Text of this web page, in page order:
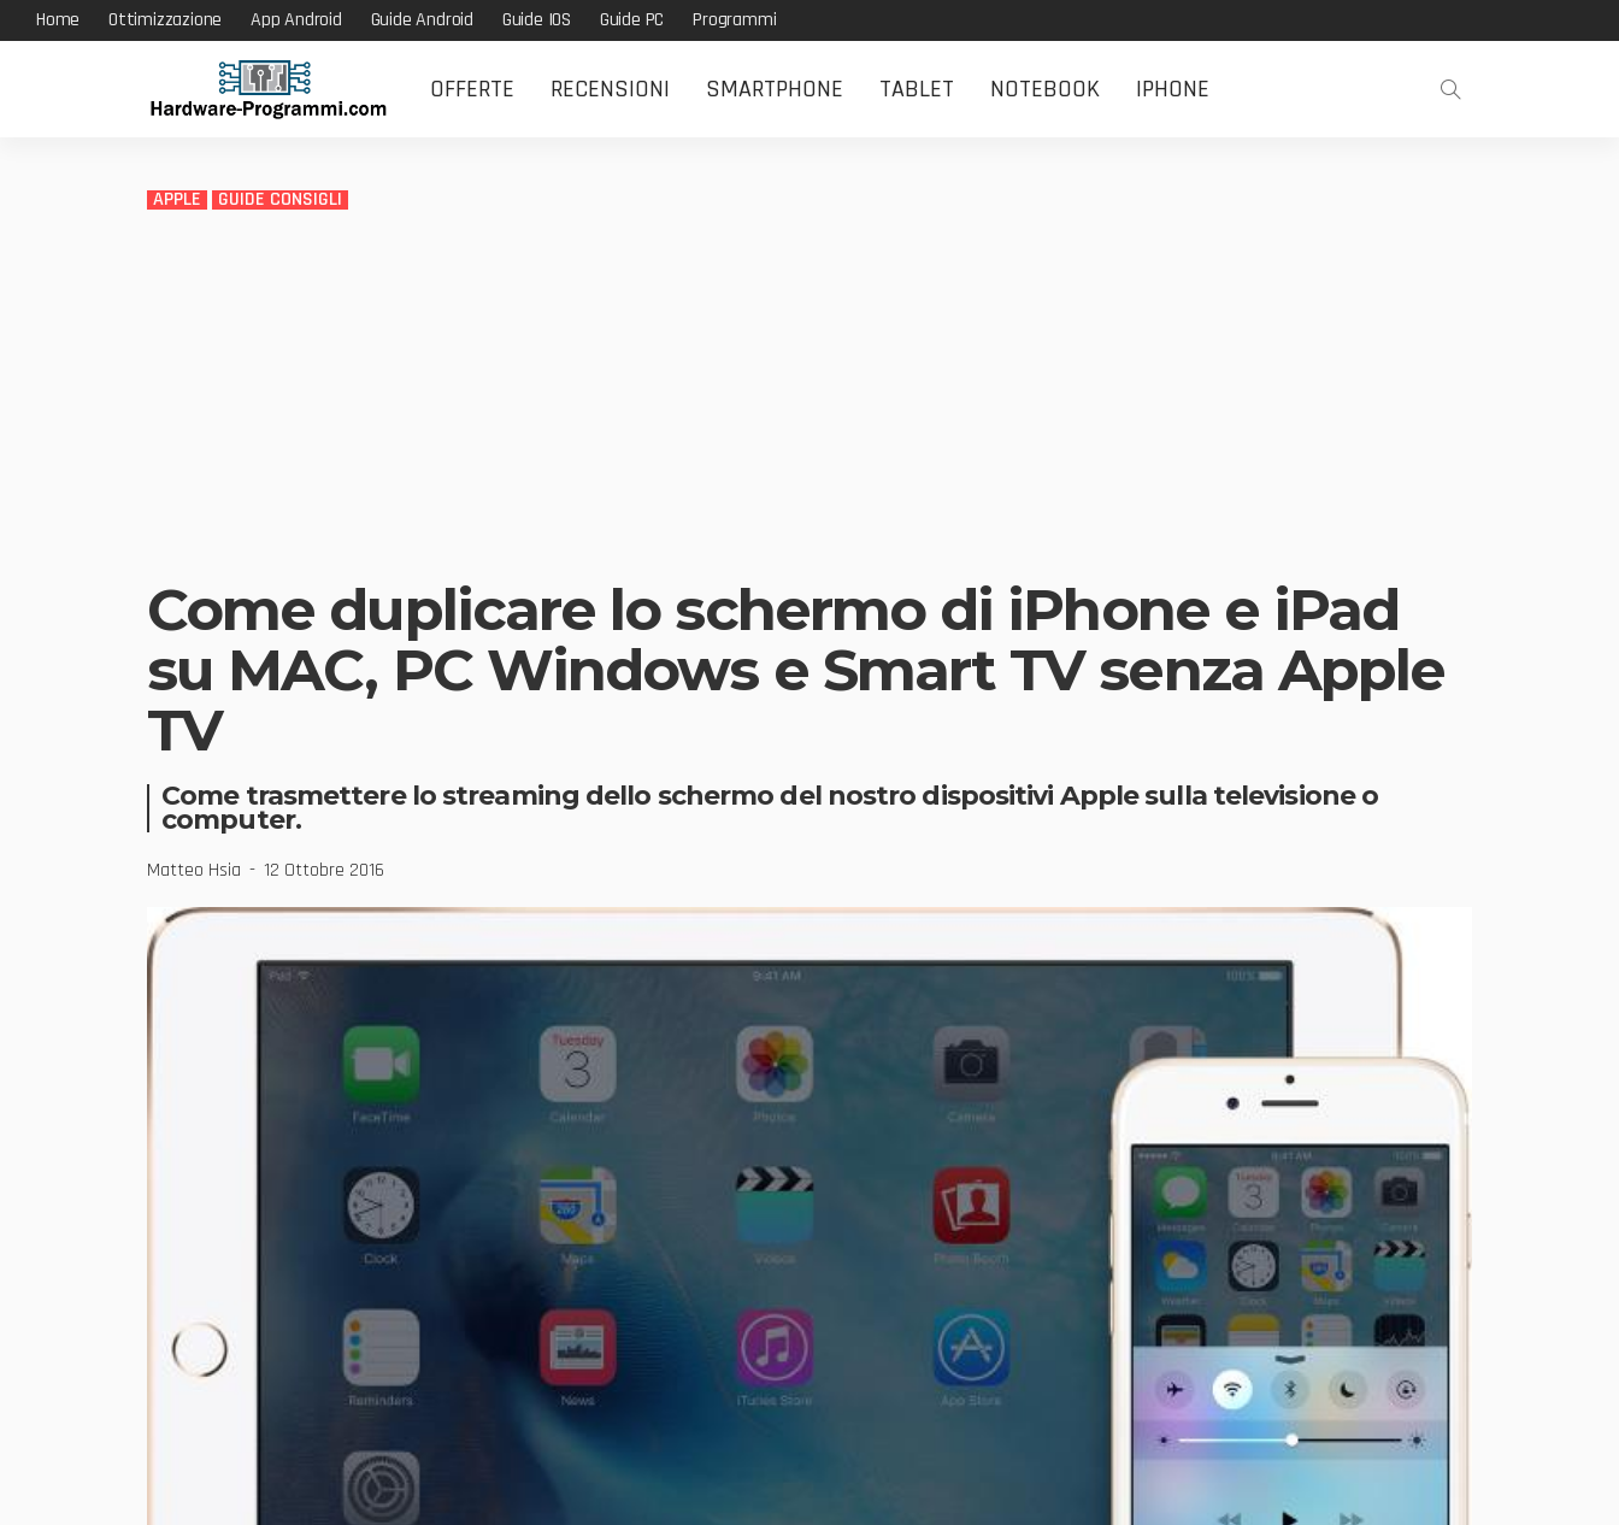
Home Ottimizzazione App Android Guide Android Guide IOS Guide PC Programmi
OFFERTE RECENSIONI SMARTPHONE TABLET NOTEBOOK IPHONE
APPLE GUIDE CONSIGLI
Come duplicare lo schermo di iPhone e iPad
su MAC, PC Windows e Smart TV senza Apple
TV
Come trasmettere lo streaming dello schermo del nostro dispositivi Apple sulla televisione o
computer.
Matteo Hsia 12 Ottobre 2016